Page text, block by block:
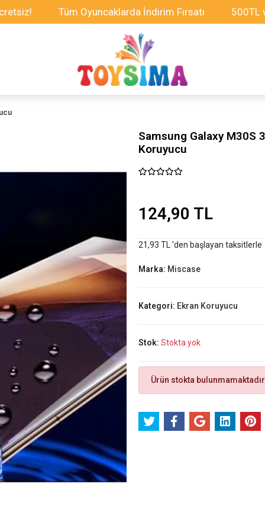
Tüm Oyuncaklarda İndirim Fırsatı 500TL ve
Samsung Galaxy M30S
Koruyucu
124,90 TL
21,93 TL 'den başlayan taksitlerle
Marka: Miscase
Kategori: Ekran Koruyucu
Stok: Stokta yok
Ürün stokta